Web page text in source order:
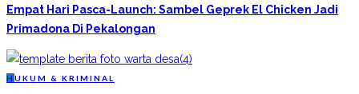
Empat Hari Pasca-Launch: Sambel Geprek El Chicken Jadi
Primadona Di Pekalongan
H UKUM & KRIMINAL